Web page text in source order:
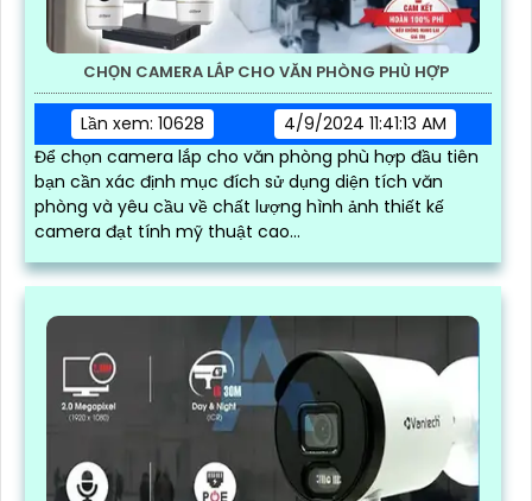
CHỌN CAMERA LẮP CHO VĂN PHÒNG PHÙ HỢP
Lần xem: 10628
4/9/2024 11:41:13 AM
Để chọn camera lắp cho văn phòng phù hợp đầu tiên
bạn cần xác định mục đích sử dụng diện tích văn
phòng và yêu cầu về chất lượng hình ảnh thiết kế
camera đạt tính mỹ thuật cao...